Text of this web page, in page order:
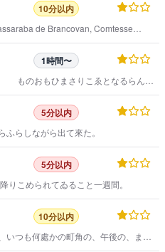
10分以内
de Brancovan, Comtesse
1時間〜
ものおもひまさりこゑとなるらん
の腹に、お美しい女君が一人いらっし
をお引き取りになられては、如何なも
暮ら
5分以内
らしながら出て來た。
5分以内
こめられてゐること一週間。
10分以内
つも何處かの町角の、午後の、まだ